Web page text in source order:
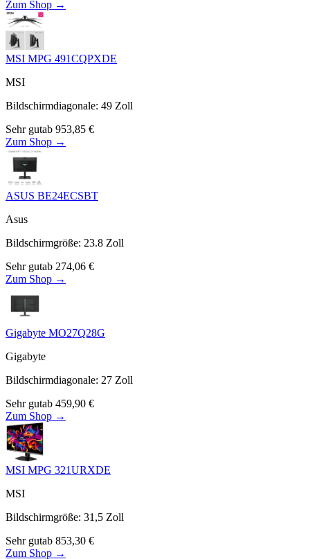
Zum Shop →
MSI MPG 491CQPXDE
MSI
Bildschirmdiagonale: 49 Zoll
Sehr gutab 953,85 €
Zum Shop →
ASUS BE24ECSBT
Asus
Bildschirmgröße: 23.8 Zoll
Sehr gutab 274,06 €
Zum Shop →
Gigabyte MO27Q28G
Gigabyte
Bildschirmdiagonale: 27 Zoll
Sehr gutab 459,90 €
Zum Shop →
MSI MPG 321URXDE
MSI
Bildschirmgröße: 31,5 Zoll
Sehr gutab 853,30 €
Zum Shop →